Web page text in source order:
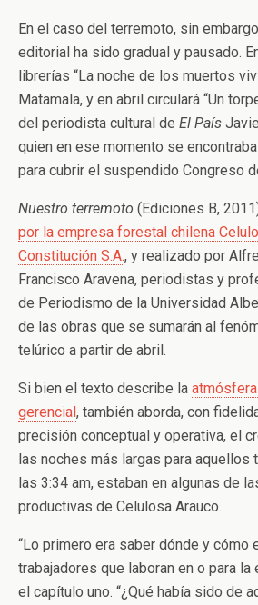
En el caso del terremoto, sin
editorial ha sido gradual y pausado.
librerías “La noche de los muertos
Matamala, y en abril circulará “Un
del periodista cultural de El País
quien en ese momento se
para cubrir el suspendido Congreso
Nuestro terremoto (Ediciones B,
por la empresa forestal chilena
Constitución S.A., y realizado por
Francisco Aravena, periodistas y
de Periodismo de la Universidad
de las obras que se sumarán al
telúrico a partir de abril.
Si bien el texto describe la
gerencial, también aborda, con
precisión conceptual y operativa, el
las noches más largas para aquellos
las 3:34 am, estaban en algunas de
productivas de Celulosa Arauco.
“Lo primero era saber dónde y cómo
trabajadores que laboran en o para la
el capítulo uno. “¿Qué había sido de